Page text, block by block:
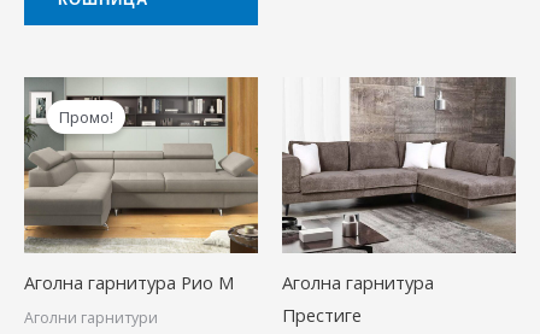
Промо!
Аголна гарнитура Рио М
Аголни гарнитури
price
was:
69.900,00 ден.42.900,00 ден.
Аголна гарнитура
Престиге